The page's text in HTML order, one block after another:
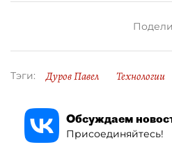
Тэги: Дуров Павел Технологии
Обсуждаем
Присоединяйтесь!